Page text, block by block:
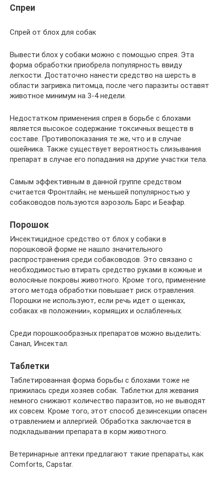
Спреи
Спрей от блох для собак
Вывести блох у собаки можно с помощью спрея. Эта
форма обработки приобрела популярность ввиду
легкости. Достаточно нанести средство на шерсть в
области загривка питомца, после чего паразиты оставят
животное минимум на 3-4 недели.
Недостатком применения спрея в борьбе с блохами
является высокое содержание токсичных веществ в
составе. Противопоказания те же, что и в случае
ошейника. Также существует вероятность слизывания
препарат в случае его попадания на другие участки тела.
Самым эффективным в данной группе средством
считается Фронтлайн; не меньшей популярностью у
собаководов пользуются аэрозоль Барс и Беафар.
Порошок
Инсектицидное средство от блох у собаки в
порошковой форме не нашло значительного
распространения среди собаководов. Это связано с
необходимостью втирать средство руками в кожные и
волосяные покровы животного. Кроме того, применение
этого метода обработки повышает риск отравления.
Порошки не используют, если речь идет о щенках,
собаках «в положении», кормящих и ослабленных.
Среди порошкообразных препаратов можно выделить:
Санал, Инсектал.
Таблетки
Таблетированная форма борьбы с блохами тоже не
прижилась среди хозяев собак. Таблетки для жевания
немного снижают количество паразитов, но не выводят
их совсем. Кроме того, этот способ дезинсекции опасен
отравлением и аллергией. Обработка заключается в
подкладывании препарата в корм животного.
Ветеринарные аптеки предлагают такие препараты, как
Comforts, Capstar.